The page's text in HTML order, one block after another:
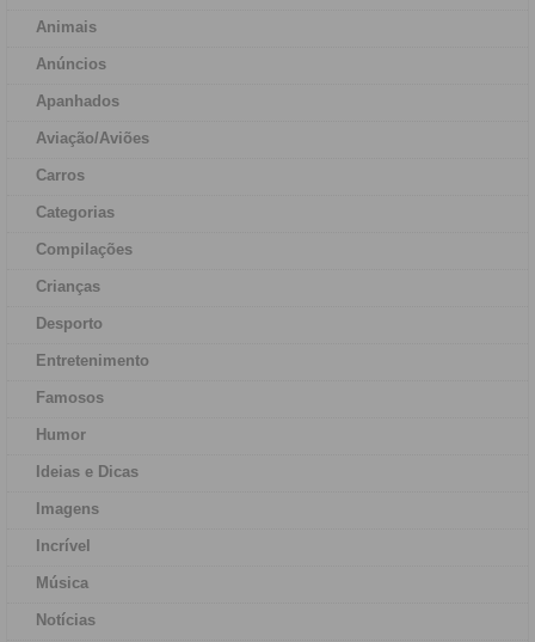
Animais
Anúncios
Apanhados
Aviação/Aviões
Carros
Categorias
Compilações
Crianças
Desporto
Entretenimento
Famosos
Humor
Ideias e Dicas
Imagens
Incrível
Música
Notícias